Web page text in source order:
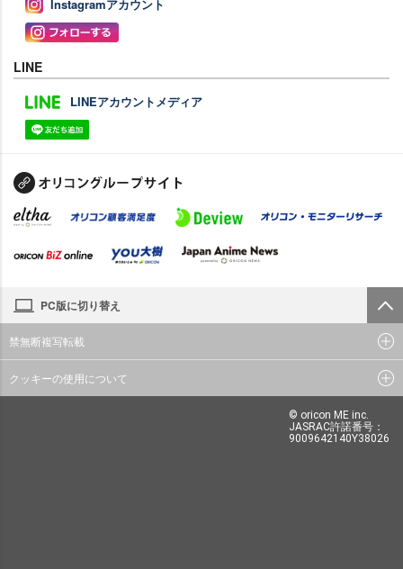
Instagramアカウント
LINE
LINEアカウントメディア
PC版に切り替え
禁無断複写転載
クッキーの使用について
© oricon ME inc.
JASRAC許諾番号：
9009642140Y38026